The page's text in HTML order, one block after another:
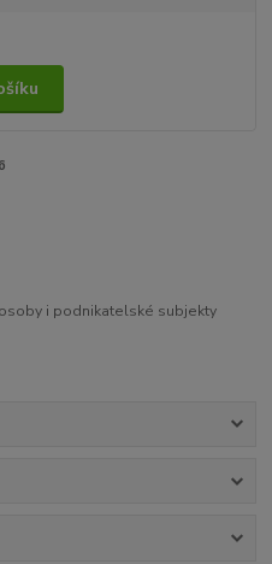
i podnikatelské subjekty